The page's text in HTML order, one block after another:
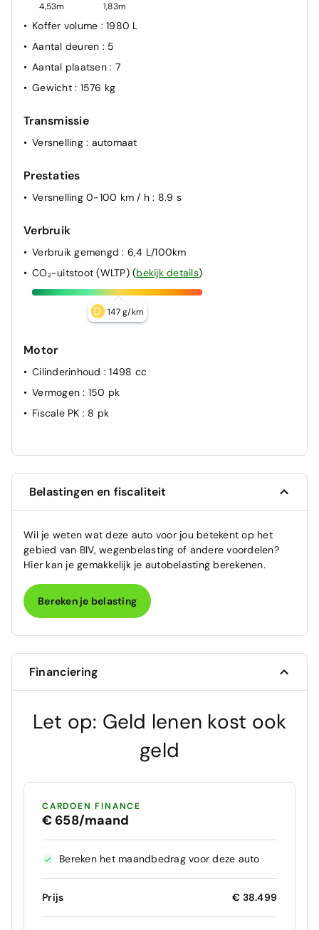
4,53m 1,83m
Koffer volume : 1980 L
Aantal deuren : 5
Aantal plaatsen : 7
Gewicht : 1576 kg
Transmissie
Versnelling : automaat
Prestaties
Versnelling 0-100 km / h: 8.9 s
Verbruik
Verbruik gemengd: 6,4 L/100km
CO₂-uitstoot (WLTP) (bekijk details)
D 147 g/km
Motor
Cilinderinhoud : 1498 cc
Vermogen: 150 pk
Fiscale PK : 8 pk
Belastingen en fiscaliteit
Wil je weten wat deze auto voor jou betekent op het
gebied van BIV, wegenbelasting of andere voordelen?
Hier kan je gemakkelijk je autobelasting berekenen.
Bereken je belasting
Financiering
Let op: Geld lenen kost ook
geld
CARDOEN FINANCE
€ 658/maand
Bereken het maandbedrag voor deze auto
Prijs € 38.499